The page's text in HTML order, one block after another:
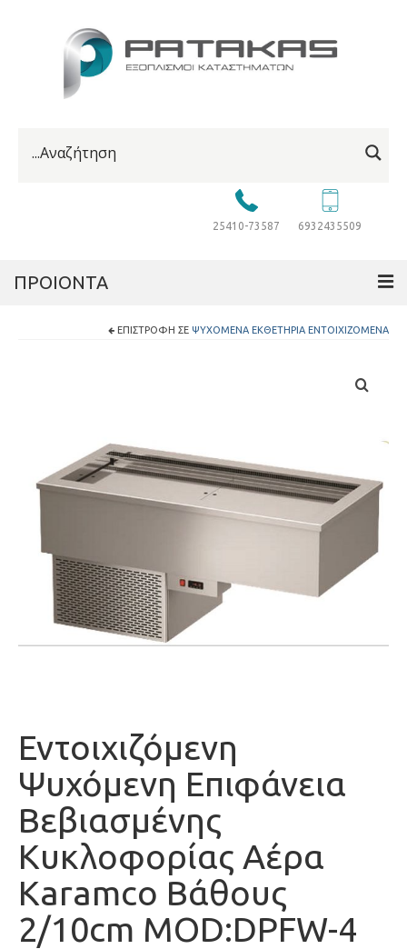
25410-73587 6932435509
ΠΡΟΙΟΝΤΑ
ΕΠΙΣΤΡΟΦΉ ΣΕ ΨΥΧΌΜΕΝΑ ΕΚΘΕΤΉΡΙΑ ΕΝΤΟΙΧΙΖΌΜΕΝΑ
Εντoιχιζόμενη
Ψυχόμενη Επιφάνεια
Βεβιασμένης
Κυκλοφορίας Αέρα
Karamco Βάθους
2/10cm MOD:DPFW-4